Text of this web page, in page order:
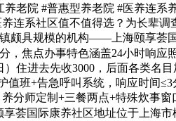
养老院 #普惠型养老院 #医养连
养连系社区值不值得选？为长辈
颇具规模的机构——上海颐享荟
，焦点办事特色涵盖24小时响应
）住进去先收3000，后面各类
值班+告急呼叫系统，响应时间
分师定制+三餐两点+特殊炊事
享荟国际康养社区地址位于上海